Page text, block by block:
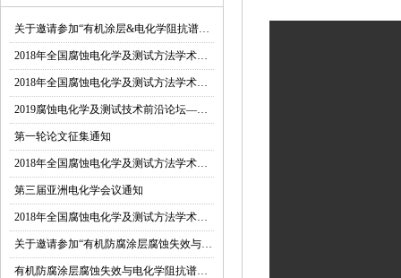
关于邀请参加“有机涂层&电化学阻抗谱技术研讨与培训会”的函
2018年全国腐蚀电化学及测试方法学术交流会在京召开
2018年全国腐蚀电化学及测试方法学术交流会第三轮通知
2019腐蚀电化学及测试技术前沿论坛—会议通知(第一轮)
第一轮论文征集通知
2018年全国腐蚀电化学及测试方法学术交流会第二轮通知
第三届亚洲电化学会议通知
2018年全国腐蚀电化学及测试方法学术交流会
关于邀请参加“有机防腐涂层腐蚀失效与电化学阻抗谱技术应用研究高级研讨会”的函
有机防腐涂层腐蚀失效与电化学阻抗谱技术应用研究研讨会即将在西安召开